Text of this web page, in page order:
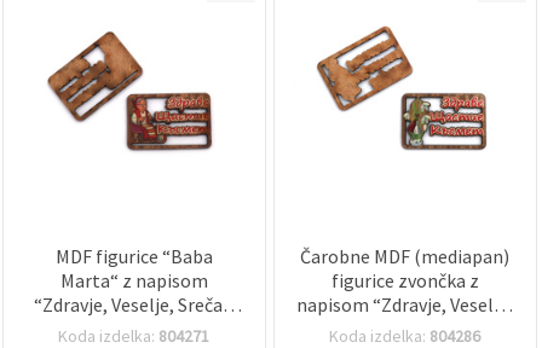
MDF figurice “Baba
Marta“ z napisom
“Zdravje, Veselje, Sreča“,
33x50x3 mm – komplet 5
Koda izdelka: 804271
Čarobne MDF (mediapan)
figurice zvončka z
napisom “Zdravje, Veselje,
Sreča“, 33x50x3 mm –
Koda izdelka: 804286